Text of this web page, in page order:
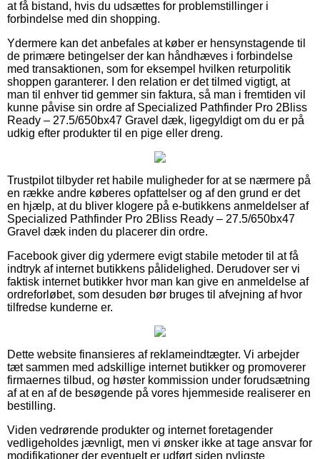
at få bistand, hvis du udsættes for problemstillinger i
forbindelse med din shopping.
Ydermere kan det anbefales at køber er hensynstagende til
de primære betingelser der kan håndhæves i forbindelse
med transaktionen, som for eksempel hvilken returpolitik
shoppen garanterer. I den relation er det tilmed vigtigt, at
man til enhver tid gemmer sin faktura, så man i fremtiden vil
kunne påvise sin ordre af Specialized Pathfinder Pro 2Bliss
Ready – 27.5/650bx47 Gravel dæk, ligegyldigt om du er på
udkig efter produkter til en pige eller dreng.
Trustpilot tilbyder ret habile muligheder for at se nærmere på
en række andre køberes opfattelser og af den grund er det
en hjælp, at du bliver klogere på e-butikkens anmeldelser af
Specialized Pathfinder Pro 2Bliss Ready – 27.5/650bx47
Gravel dæk inden du placerer din ordre.
Facebook giver dig ydermere evigt stabile metoder til at få
indtryk af internet butikkens pålidelighed. Derudover ser vi
faktisk internet butikker hvor man kan give en anmeldelse af
ordreforløbet, som desuden bør bruges til afvejning af hvor
tilfredse kunderne er.
Dette website finansieres af reklameindtægter. Vi arbejder
tæt sammen med adskillige internet butikker og promoverer
firmaernes tilbud, og høster kommission under forudsætning
af at en af de besøgende på vores hjemmeside realiserer en
bestilling.
Viden vedrørende produkter og internet foretagender
vedligeholdes jævnligt, men vi ønsker ikke at tage ansvar for
modifikationer der eventuelt er udført siden nyligste